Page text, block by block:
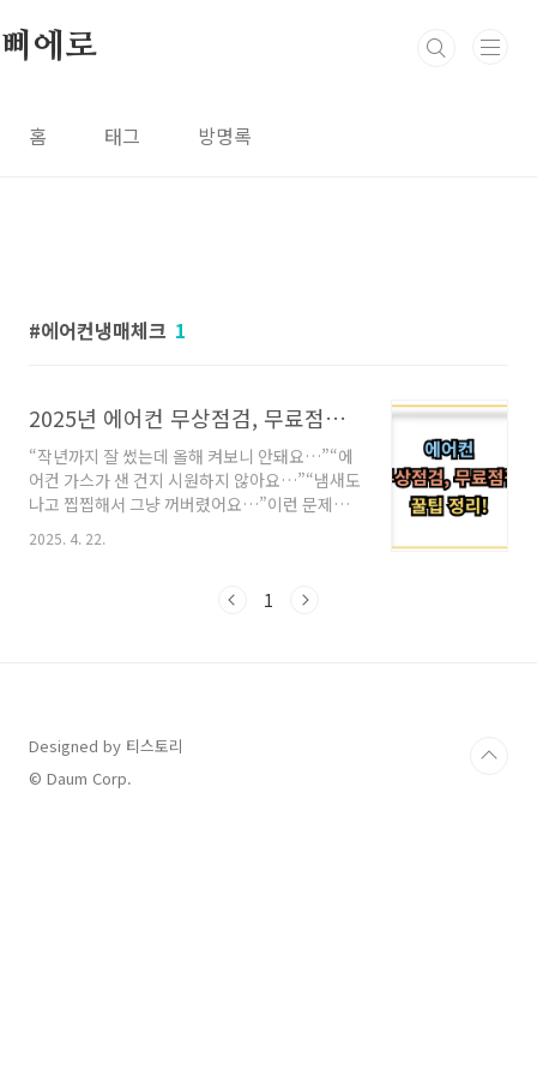
삐에로
홈 태그 방명록
에어컨냉매체크 1
2025년 에어컨 무상점검, 무료점검 총정리
“작년까지 잘 썼는데 올해 켜보니 안돼요…”“에
어컨 가스가 샌 건지 시원하지 않아요…”“냄새도
나고 찝찝해서 그냥 꺼버렸어요…”이런 문제들,
여름 되면 AS 대기만 일주일 이상이 기본입니다.
하지만 지금 시점이면 무상으로 점검받을 수 있
제도를 제대로 소개해드릴게요. 삼성에어컨 무상
무료로 점검 서비스를 제공하는 프로그램입니
다.✔ 대상은 주로 설치 후 1~2년 이내 제품 또는
특정 브랜드 보유자✔ 일부 지역은 지자체와 ..
2025. 4. 22.
1
Designed by 티스토리
© Daum Corp.